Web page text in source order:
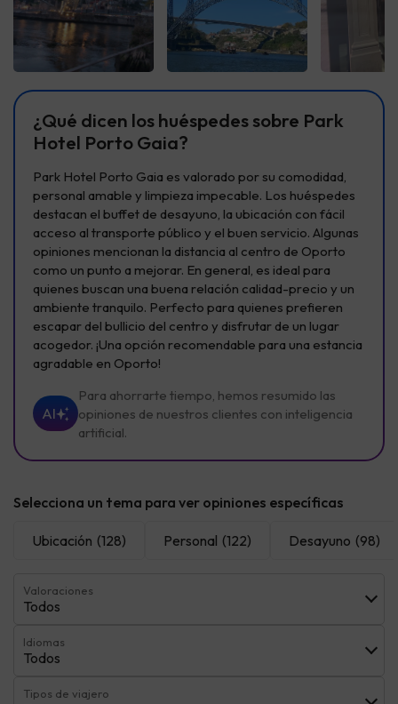
¿Qué dicen los huéspedes sobre Park
Hotel Porto Gaia?
Park Hotel Porto Gaia es valorado por su comodidad,
personal amable y limpieza impecable. Los huéspedes
destacan el buffet de desayuno, la ubicación con fácil
acceso al transporte público y el buen servicio. Algunas
opiniones mencionan la distancia al centro de Oporto
como un punto a mejorar. En general, es ideal para
quienes buscan una buena relación calidad-precio y un
ambiente tranquilo. Perfecto para quienes prefieren
escapar del bullicio del centro y disfrutar de un lugar
acogedor. ¡Una opción recomendable para una estancia
agradable en Oporto!
AI
Para ahorrarte tiempo, hemos resumido las
opiniones de nuestros clientes con inteligencia
artificial.
Selecciona un tema para ver opiniones específicas
Ubicación (128) Personal (122) Desayuno (98)
Valoraciones
Todos
Idiomas
Todos
Tipos de viajero